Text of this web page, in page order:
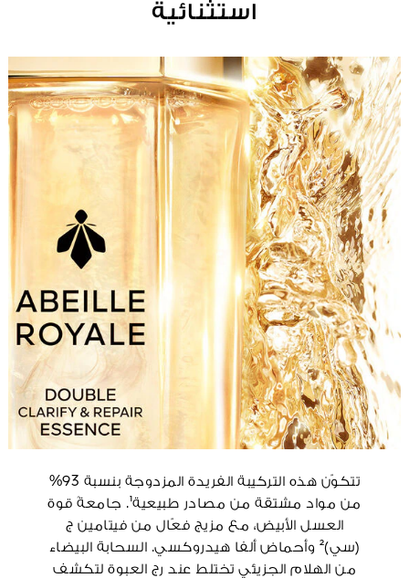
استثنائية
تتكوّن هذه التركيبة الفريدة المزدوجة بنسبة 93%
من مواد مشتقة من مصادر طبيعية¹. جامعةً قوة
العسل الأبيض، مع مزيج فعّال من فيتامين ج
(سي)² وأحماض ألفا هيدروكسي. السحابة البيضاء
من الهلام الجزيئي تختلط عند رج العبوة لتكشف